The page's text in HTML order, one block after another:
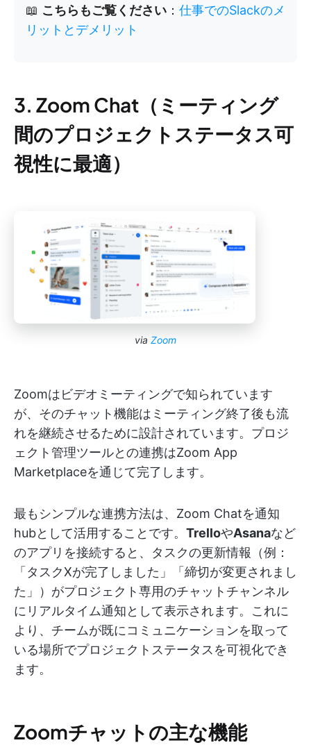
📖 こちらもご覧ください ： 仕事でのSlackのメ
リットとデメリット
3. Zoom Chat（ミーティング
間のプロジェクトステータス可
視性に最適）
via Zoom
Zoomはビデオミーティングで知られています
が、そのチャット機能はミーティング終了後も流
れを継続させるために設計されています。プロジ
ェクト管理ツールとの連携はZoom App
Marketplaceを通じて完了します。
最もシンプルな連携方法は、Zoom Chatを通知
hubとして活用することです。 TrelloやAsanaなど
のアプリを接続すると、タスクの更新情報（例：
「タスクXが完了しました」「締切が変更されまし
た」）がプロジェクト専用のチャットチャンネル
にリアルタイム通知として表示されます。これに
より、チームが既にコミュニケーションを取って
いる場所でプロジェクトステータスを可視化でき
ます。
Zoomチャットの主な機能